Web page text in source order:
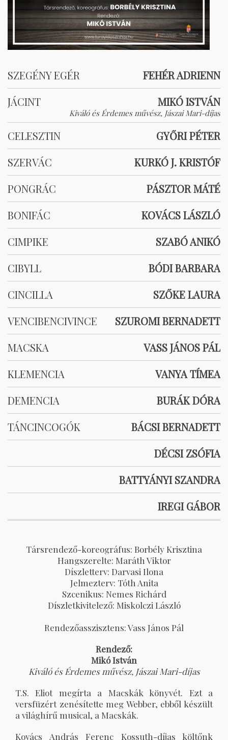
SZEGÉNY EGÉR
FEHÉR ADRIENN
JÁCINT
MIKÓ ISTVÁN
Kiváló és Érdemes művész, Jászai Mari-díjas
CELESZTIN
GYŐRI PÉTER
SZERVÁC
KURKÓ J. KRISTÓF
PONGRÁC
PÁSZTOR MÁTÉ
BONIFÁC
KOVÁCS LÁSZLÓ
CIMPIKE
SZABÓ ANIKÓ
CIBYLL
BÓDI BARBARA
CINCILLA
SZŐKE LAURA
VENCIBENCIVINCE
SZUROMI BERNADETT
MACSKA
VASS JÁNOS PÁL
KLEMENCIA
VANYA TÍMEA
DEMENCIA
BURÁK DÓRA
TÁNCINCOGÓK
BÁCSI BERNADETT
DÉCSI ZSÓFIA
BATTYÁNYI SZANDRA
IREGI GÁBOR
Társrendező-koreográfus: Borbély Krisztina
Hangszerelte: Maráth Viktor
Díszletterv: Darvasi Ilona
Jelmezterv: Tóth Anita
Szcenikus: Nemes Richárd
Díszletkivitelező: Miskolczi László
Rendezőasszisztens: Vass János Pál
Rendező:
Mikó István
Kiváló és Érdemes művész, Jászai Mari-díjas
T.S. Eliot megírta a Macskák könyvét. Ezt a
versfüzért zenésítette meg Webber, ebből készült
a világhírű musical, a Macskák.
Kovács András Ferenc Kossuth-díjas költőnk